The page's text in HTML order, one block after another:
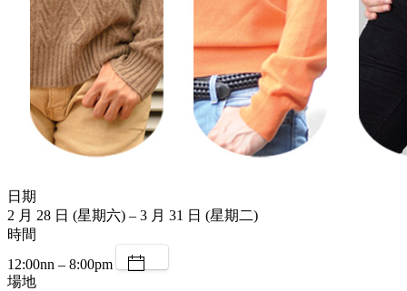
日期
2 月 28 日 (星期六) – 3 月 31 日 (星期二)
時間
12:00nn – 8:00pm
場地